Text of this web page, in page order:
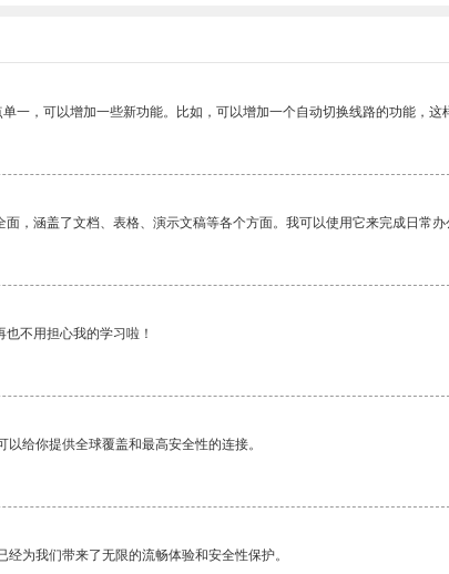
一，可以增加一些新功能。比如，可以增加一个自动切换线路的功能，
，涵盖了文档、表格、演示文稿等各个方面。我可以使用它来完成日常办
不用担心我的学习啦！
给你提供全球覆盖和最高安全性的连接。
经为我们带来了无限的流畅体验和安全性保护。